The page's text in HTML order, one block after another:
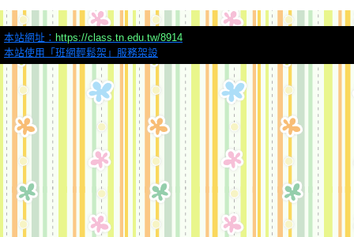
本站網址： https://class.tn.edu.tw/8914
本站使用「班網輕鬆架」服務架設